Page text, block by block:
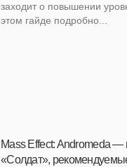
заходит о повышении
этом гайде подробно...
Mass Effect: Andromeda
«Солдат»,